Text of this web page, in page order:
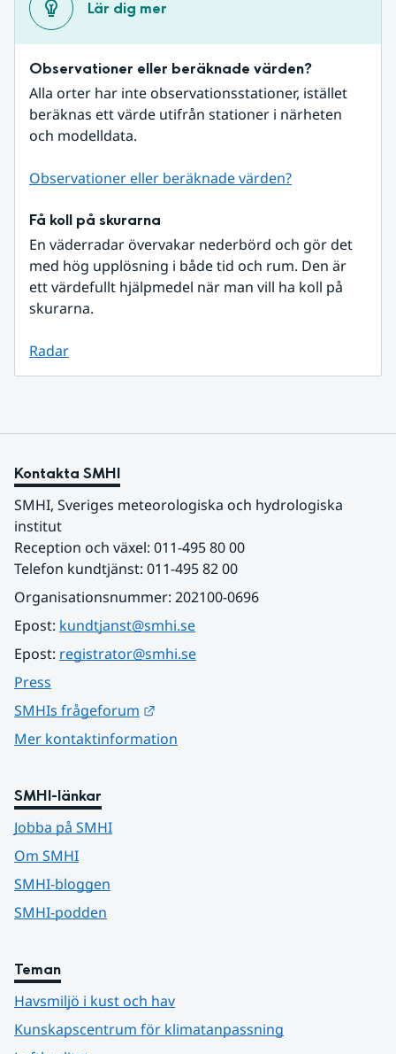
Lär dig mer
Observationer eller beräknade värden?
Alla orter har inte observationsstationer, istället
beräknas ett värde utifrån stationer i närheten
och modelldata.
Observationer eller beräknade värden?
Få koll på skurarna
En väderradar övervakar nederbörd och gör det
med hög upplösning i både tid och rum. Den är
ett värdefullt hjälpmedel när man vill ha koll på
skurarna.
Radar
Kontakta SMHI
SMHI, Sveriges meteorologiska och hydrologiska
institut
Reception och växel: 011-495 80 00
Telefon kundtjänst: 011-495 82 00
Organisationsnummer: 202100-0696
Epost: kundtjanst@smhi.se
Epost: registrator@smhi.se
Press
SMHIs frågeforum
Mer kontaktinformation
SMHI-länkar
Jobba på SMHI
Om SMHI
SMHI-bloggen
SMHI-podden
Teman
Havsmiljö i kust och hav
Kunskapscentrum för klimatanpassning